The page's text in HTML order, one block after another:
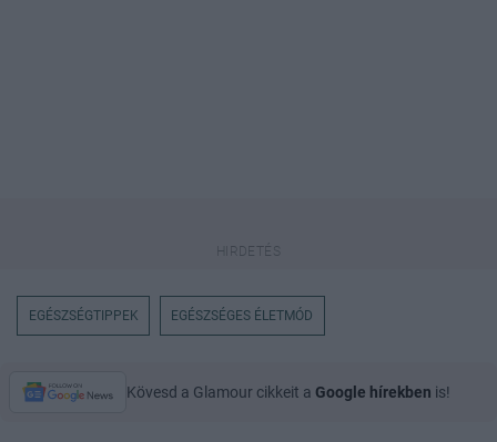
EGÉSZSÉGTIPPEK EGÉSZSÉGES ÉLETMÓD
Kövesd a Glamour cikkeit a Google hírekben is!